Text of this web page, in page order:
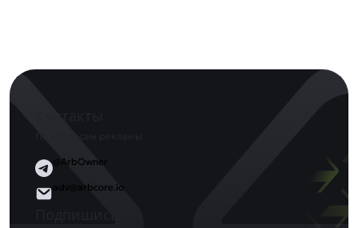
@ArbOwner
adv@arbcore.io